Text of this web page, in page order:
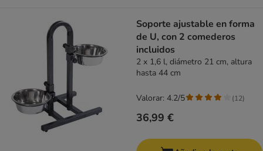
Soporte ajustable en forma
de U, con 2 comederos
incluidos
2 x 1,6 l, diámetro 21 cm, altura
hasta 44 cm
36,99 €
Valorar: 4.2/5 (12)